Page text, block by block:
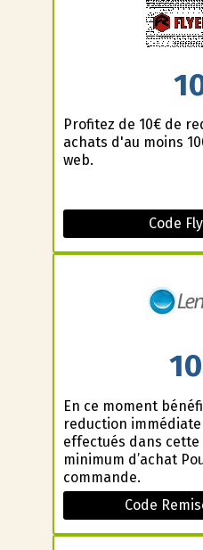
Profitez de 10€ de
achats d'au moins
web.
Code
En ce moment
reduction
effectués dans cette
minimum d’achat
commande.
Code